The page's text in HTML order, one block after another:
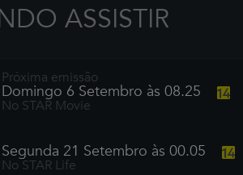
ASSISTIR
Próxima emissão
Domingo 6 Setembro às 08.25
No STAR Movie
Segunda 21 Setembro às 00.05
No STAR Life